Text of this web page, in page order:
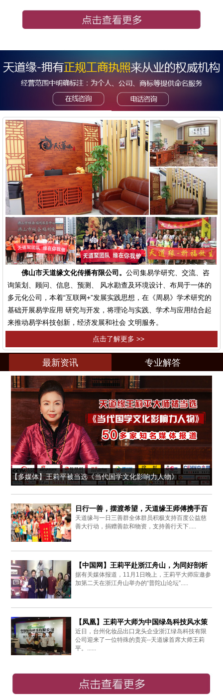
佛山市天道缘文化传播有限公司。 公司集易学研究、交流、咨
询策划、顾问、信息、预测、 风水勘查及环境设计、布局于一体的
多元化公司，本着“互联网+”发展实践思想，在《周易》学术研究的
基础开展易学应用 研究与开发，将理论与实践、学术与应用结合起
来推动易学科技创新，经济发展和社会 文明服务。
点击了解更多 >>
最新资讯 专业解答
【多媒体】王莉平被当选《当代国学文化影响力人物》
日行一善，摆渡希望，天道缘王师傅携手百
度爱心同行
天道缘与一日三善群全体群员积极支持百度公益慈
善大行动，捐赠善款和物资，支持善行天下.....
【中国网】王莉平赴浙江舟山，为同好剖析
周易思想
据有关媒体报道，11月1日晚上，王莉平大师应邀参
加第二天在浙江舟山举办的“普陀山论坛”.....
【凤凰】王莉平大师为中国绿岛科技风水策
划布局
近日，台州化妆品出口龙头企业浙江绿岛科技有限
公司迎来了一位特殊的贵宾--天道缘首席大师王莉
平。......